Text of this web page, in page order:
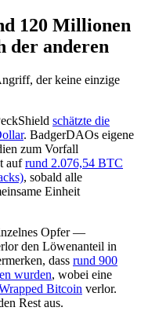
120 Millionen
der anderen
der keine einzige
schätzte die
. BadgerDAOs eigene
zum Vorfall
aufrund 2.076,54 BTC
, sobald alle
Einheit
Opfer —
den Löwenanteil in
dass rund 900
wurden, wobei eine
Bitcoin verlor.
Rest aus.